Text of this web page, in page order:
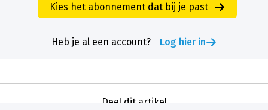
Kies het abonnement dat bij je past
Heb je al een account? Log hier in
Deel dit artikel